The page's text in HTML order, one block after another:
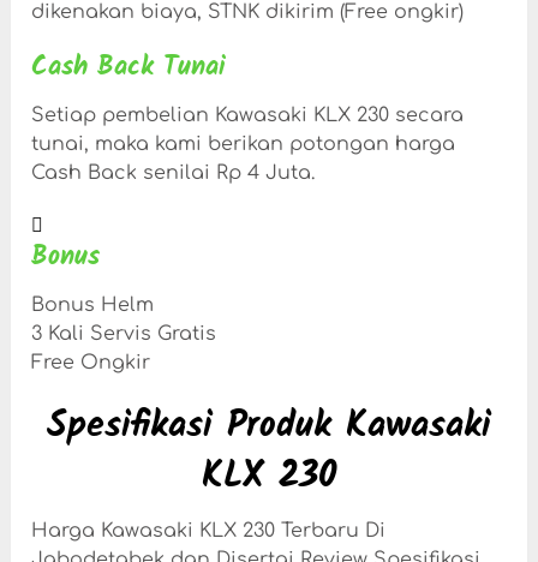
dikenakan biaya, STNK dikirim (Free ongkir)
Cash Back Tunai
Setiap pembelian Kawasaki KLX 230 secara
tunai, maka kami berikan potongan harga
Cash Back senilai Rp 4 Juta.
Bonus
Bonus Helm
3 Kali Servis Gratis
Free Ongkir
Spesifikasi Produk Kawasaki
KLX 230
Harga Kawasaki KLX 230 Terbaru Di